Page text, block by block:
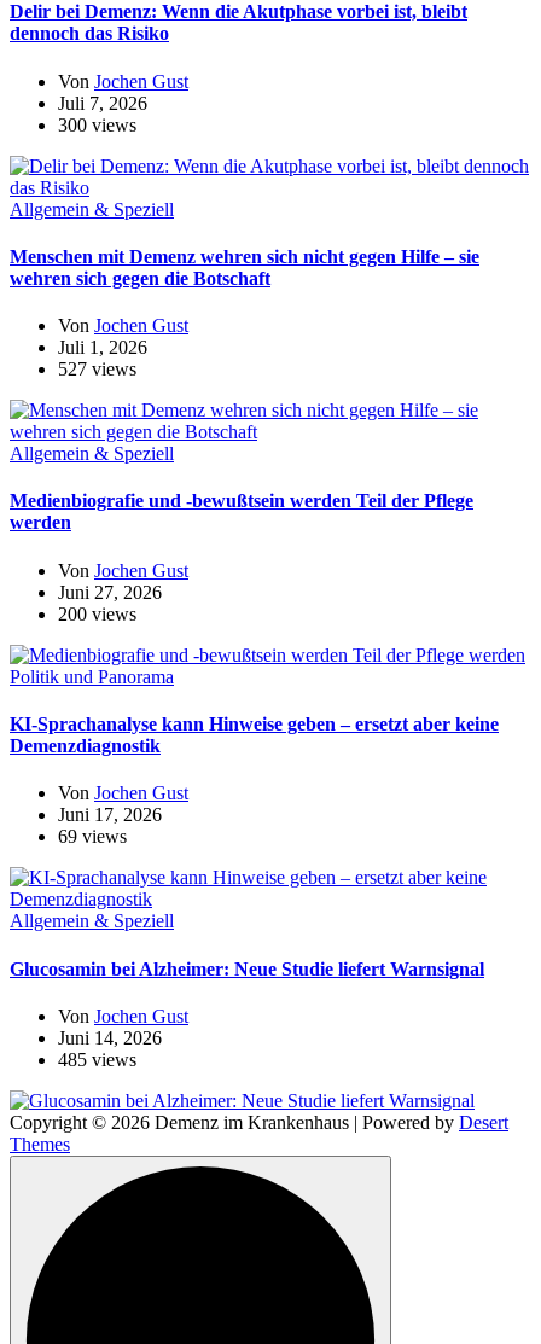
Delir bei Demenz: Wenn die Akutphase vorbei ist, bleibt
dennoch das Risiko
Von Jochen Gust
Juli 7, 2026
300 views
Allgemein & Speziell
Menschen mit Demenz wehren sich nicht gegen Hilfe – sie
wehren sich gegen die Botschaft
Von Jochen Gust
Juli 1, 2026
527 views
Allgemein & Speziell
Medienbiografie und -bewußtsein werden Teil der Pflege
werden
Von Jochen Gust
Juni 27, 2026
200 views
Politik und Panorama
KI-Sprachanalyse kann Hinweise geben – ersetzt aber keine
Demenzdiagnostik
Von Jochen Gust
Juni 17, 2026
69 views
Allgemein & Speziell
Glucosamin bei Alzheimer: Neue Studie liefert Warnsignal
Von Jochen Gust
Juni 14, 2026
485 views
Copyright © 2026 Demenz im Krankenhaus | Powered by Desert
Themes